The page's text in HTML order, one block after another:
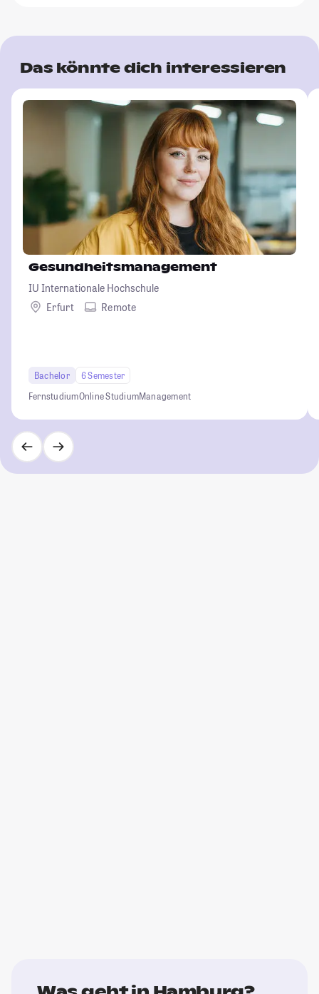
Das könnte dich interessieren
Gesundheitsmanagement
IU Internationale Hochschule
Erfurt
Remote
Bachelor
6 Semester
FernstudiumOnline StudiumManagement